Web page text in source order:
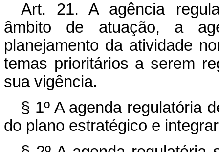
Art. 21. A agência
âmbito de atuação, a
planejamento da atividade
temas prioritários a serem
sua vigência.
§ 1º A agenda regulatória
do plano estratégico e